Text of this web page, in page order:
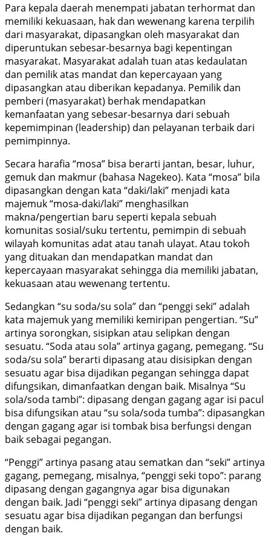
Para kepala daerah menempati jabatan terhormat dan
memiliki kekuasaan, hak dan wewenang karena terpilih
dari masyarakat, dipasangkan oleh masyarakat dan
diperuntukan sebesar-besarnya bagi kepentingan
masyarakat. Masyarakat adalah tuan atas kedaulatan
dan pemilik atas mandat dan kepercayaan yang
dipasangkan atau diberikan kepadanya. Pemilik dan
pemberi (masyarakat) berhak mendapatkan
kemanfaatan yang sebesar-besarnya dari sebuah
kepemimpinan (leadership) dan pelayanan terbaik dari
pemimpinnya.
Secara harafia “mosa” bisa berarti jantan, besar, luhur,
gemuk dan makmur (bahasa Nagekeo). Kata “mosa” bila
dipasangkan dengan kata “daki/laki” menjadi kata
majemuk “mosa-daki/laki” menghasilkan
makna/pengertian baru seperti kepala sebuah
komunitas sosial/suku tertentu, pemimpin di sebuah
wilayah komunitas adat atau tanah ulayat. Atau tokoh
yang dituakan dan mendapatkan mandat dan
kepercayaan masyarakat sehingga dia memiliki jabatan,
kekuasaan atau wewenang tertentu.
Sedangkan “su soda/su sola” dan “penggi seki” adalah
kata majemuk yang memiliki kemiripan pengertian. “Su”
artinya sorongkan, sisipkan atau selipkan dengan
sesuatu. “Soda atau sola” artinya gagang, pemegang. “Su
soda/su sola” berarti dipasang atau disisipkan dengan
sesuatu agar bisa dijadikan pegangan sehingga dapat
difungsikan, dimanfaatkan dengan baik. Misalnya “Su
sola/soda tambi”: dipasang dengan gagang agar isi pacul
bisa difungsikan atau “su sola/soda tumba”: dipasangkan
dengan gagang agar isi tombak bisa berfungsi dengan
baik sebagai pegangan.
“Penggi” artinya pasang atau sematkan dan “seki” artinya
gagang, pemegang, misalnya, “penggi seki topo”: parang
dipasang dengan gagangnya agar bisa digunakan
dengan baik. Jadi “penggi seki” artinya dipasang dengan
sesuatu agar bisa dijadikan pegangan dan berfungsi
dengan baik.